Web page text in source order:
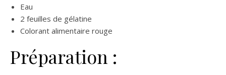
Eau
2 feuilles de gélatine
Colorant alimentaire rouge
Préparation :